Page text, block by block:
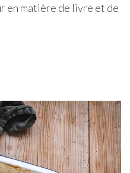
en matière de livre et de